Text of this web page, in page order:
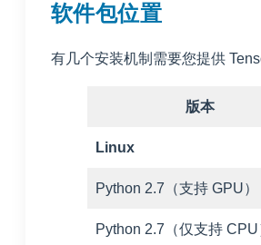
软件包位置
有几个安装机制需要您提供
版本
Linux
Python 2.7（支持 GPU）
Python 2.7（仅支持 CPU